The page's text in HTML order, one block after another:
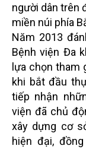
người dân trên
miền núi phía
Năm 2013
Bệnh viện Đa
lựa chọn tham
khi bắt đầu
tiếp nhận
viện đã chủ
xây dựng cơ
hiện đại,